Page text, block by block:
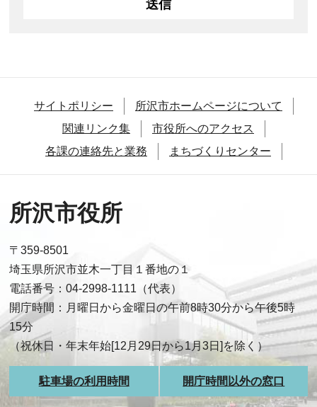
サイトポリシー
所沢市ホームページについて
関連リンク集
市役所へのアクセス
各課の連絡先と業務
まちづくりセンター
所沢市役所
〒359-8501
埼玉県所沢市並木一丁目１番地の１
電話番号：04-2998-1111（代表）
開庁時間：月曜日から金曜日の午前8時30分から午後5時
15分
（祝休日・年末年始[12月29日から1月3日]を除く）
駐車場の利用時間 開庁時間以外の窓口